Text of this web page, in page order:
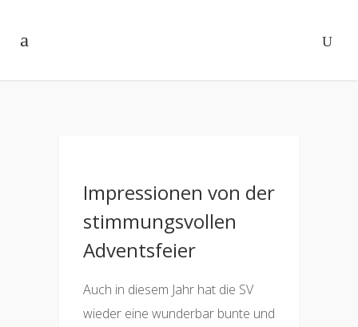
Impressionen von der
stimmungsvollen
Adventsfeier
Auch in diesem Jahr hat die SV
wieder eine wunderbar bunte und